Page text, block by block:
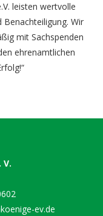
leisten wertvolle
Wir
mit Sachspenden
ehrenamtlichen
ev.de